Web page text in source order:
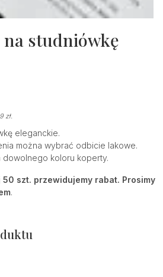
na studniówkę
zł.
eleganckie.
można wybrać odbicie lakowe.
dowolnego koloru koperty.
szt. przewidujemy rabat. Prosimy
.